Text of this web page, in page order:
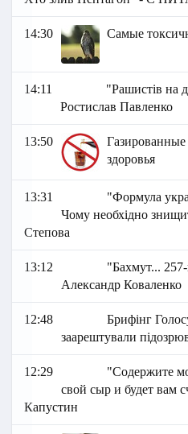
14:30 Самые
14:11
"Рашистів на
Ростислав Павленко
13:50
здоровья
13:31
"Формула
Чому необхідно
Степова
13:12
"Бахмут...
Александр Коваленко
12:48
Брифінг
заарештували
12:29
"Содержите
свой сыр и будет вам
Капустин